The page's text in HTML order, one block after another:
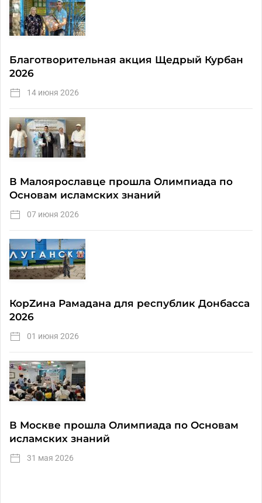
Благотворительная акция Щедрый Курбан
2026
14 июня 2026
В Малоярославце прошла Олимпиада по
Основам исламских знаний
07 июня 2026
КорZина Рамадана для республик Донбасса
2026
01 июня 2026
В Москве прошла Олимпиада по Основам
исламских знаний
31 мая 2026